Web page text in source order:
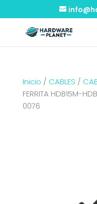
Inicio / CABLES /
FERRITA HDB15M-
0076